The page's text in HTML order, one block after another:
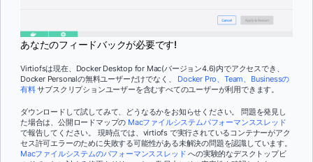
あなたのフィードバックが必要です!
Virtiofsは現在、Docker Desktop for Mac(バージョン4.6)内でアクセスでき、
Docker Personalの無料ユーザーだけでなく、 Docker Pro、Team、Businessの
有料サブスクリプションユーザーを含むすべてのユーザーが利用できます。
ダウンロードして試してみて、どうなるかをお知らせください。 問題を発見し
た場合は、公開ロードマップの Macファイルシステムパフォーマンススレッド
で報告してください。 現時点では、virtiofs で実行されているコンテナーがアク
セス許可エラーのために失敗する可能性がある未解決の問題を認識しています。
Macファイルシステムのパフォーマンススレッド への実験的なデスクトップビ